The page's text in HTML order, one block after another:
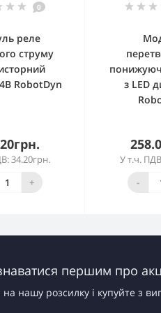
0
реле
струму
RobotDyn
34.20грн.
+
не
з LED
У т.ч.
-
першим про
на нашу розсилку і купуйте з